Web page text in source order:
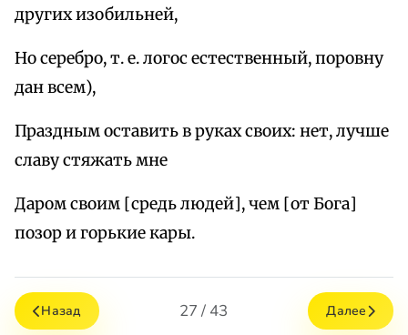
других изобильней,
Но серебро, т. е. логос естественный, поровну
дан всем),
Праздным оставить в руках своих: нет, лучше
славу стяжать мне
Даром своим [средь людей], чем [от Бога]
позор и горькие кары.
Назад 27 / 43 Далее